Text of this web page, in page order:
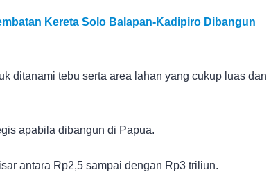
Kereta Solo Balapan-Kadipiro Dibangun
ditanami tebu serta area lahan yang cukup luas dan
apabila dibangun di Papua.
antara Rp2,5 sampai dengan Rp3 triliun.